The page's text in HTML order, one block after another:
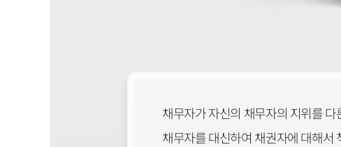
채무자가 자신의 채무자의 지위를 다
채무자를 대신하여 채권자에 대해서